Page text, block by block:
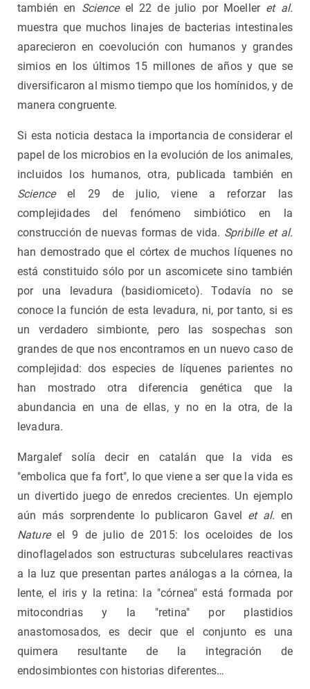
también en Scienceel 22 de julio por Moeller et al.
muestra que muchos linajes de bacterias intestinales
aparecieron en coevolución con humanos y grandes
simios en los últimos 15 millones de años y que se
diversificaron al mismo tiempo que los homínidos, y de
manera congruente.
Si esta noticia destaca la importancia de considerar el
papel de los microbios en la evolución de los animales,
incluidos los humanos, otra, publicada también en
Scienceel 29 de julio, viene a reforzar las
complejidades del fenómeno simbiótico en la
construcción de nuevas formas de vida. Spribille et al.
han demostrado que el córtex de muchos líquenes no
está constituido sólo por un ascomicete sino también
por una levadura (basidiomiceto). Todavía no se
conoce la función de esta levadura, ni, por tanto, si es
un verdadero simbionte, pero las sospechas son
grandes de que nos encontramos en un nuevo caso de
complejidad: dos especies de líquenes parientes no
han mostrado otra diferencia genética que la
abundancia en una de ellas, y no en la otra, de la
levadura.
Margalef solía decir en catalán que la vida es
"embolica que fa fort", lo que viene a ser que la vida es
un divertido juego de enredos crecientes. Un ejemplo
aún más sorprendente lo publicaron Gavel et al. en
Natureel 9 de julio de 2015: los oceloides de los
dinoflagelados son estructuras subcelulares reactivas
a la luz que presentan partes análogas a la córnea, la
lente, el iris y la retina: la "córnea" está formada por
mitocondrias y la "retina" por plastidios
anastomosados, es decir que el conjunto es una
quimera resultante de la integración de
endosimbiontes con historias diferentes…